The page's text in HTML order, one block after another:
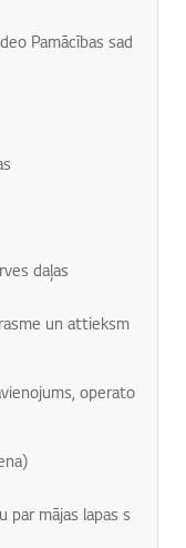
Pamācības sad
daļas
un attieksm
operato
par mājas lapas s